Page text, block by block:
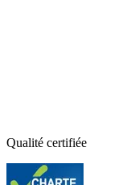
Qualité certifiée